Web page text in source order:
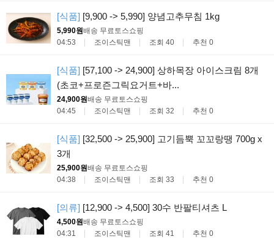
[식품] [9,900 -> 5,990] 양념고추무침 1kg
5,990원배송 무료토스쇼핑
04:53
조이스틱맨 조회 40 추천 0
[식품] [57,100 -> 24,900] 상하목장 아이스크림 8개
(초코+프로즌그릭요거트+바...
24,900원배송 무료토스쇼핑
04:45
조이스틱맨 조회 32 추천 0
[식품] [32,500 -> 25,900] 고기듬뿍 꼬꼬랑땡 700g x
3개
25,900원배송 무료토스쇼핑
04:38
조이스틱맨 조회 33 추천 0
[의류] [12,900 -> 4,500] 30수 반팔티셔츠 L
4,500원배송 무료토스쇼핑
04:31
조이스틱맨 조회 41 추천 0